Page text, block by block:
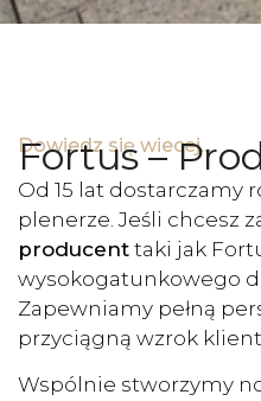
Dowiedz się wiecej...
Fortus –
Od 15 lat dostarczamy
plenerze. Jeśli chcesz
producent taki jak
wysokogatunkowego
Zapewniamy pełną
przyciągną wzrok
Wspólnie stworzymy